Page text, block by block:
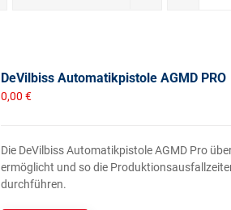
DeVilbiss Automatikpistole AGMD PRO
0,00 €
Die DeVilbiss Automatikpistole AGMD Pro
ermöglicht und so die
durchführen.